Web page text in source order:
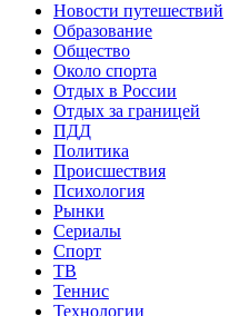
Новости путешествий
Образование
Общество
Около спорта
Отдых в России
Отдых за границей
ПДД
Политика
Происшествия
Психология
Рынки
Сериалы
Спорт
ТВ
Теннис
Технологии